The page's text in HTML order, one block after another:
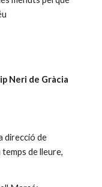
Neri de Gràcia
direcció de
de lleure,